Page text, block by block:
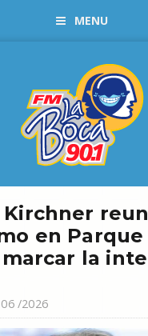
MENU
Kirchner
en Parque
la
/2026